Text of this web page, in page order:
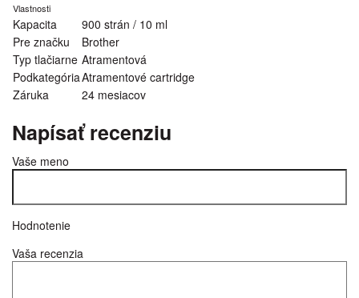
Vlastnosti
Kapacita
900 strán / 10 ml
Pre značku
Brother
Typ tlačiarne Atramentová
PodkategóriaAtramentové cartridge
Záruka
24 mesiacov
Napísať recenziu
Vaše meno
Hodnotenie
Vaša recenzia